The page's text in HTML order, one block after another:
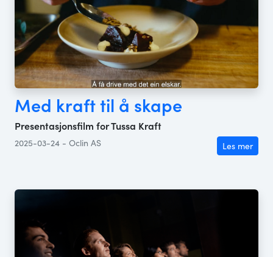
Med kraft til å skape
Presentasjonsfilm for Tussa Kraft
Les mer
2025-03-24 - Oclin AS